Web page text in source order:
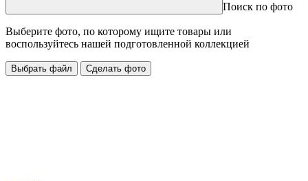
Поиск по фото
Выберите фото, по которому ищите товары или
воспользуйтесь нашей подготовленной коллекцией
Выбрать файл Сделать фото